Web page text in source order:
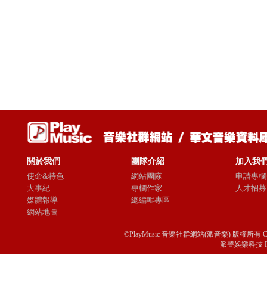
關於我們
使命&特色
大事紀
媒體報導
網站地圖
團隊介紹
網站團隊
專欄作家
總編輯專區
加入我
申請專
人才招募
©PlayMusic 音樂社群網站(派音樂) 版權所有
派聲娛樂科技